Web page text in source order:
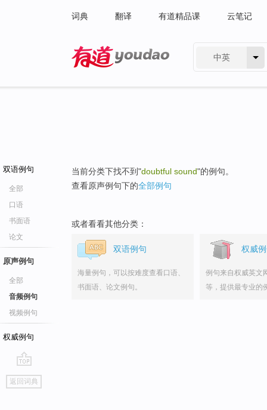
词典 翻译 有道精品课 云笔记
中英
双语例句
全部
口语
书面语
论文
原声例句
全部
音频例句
视频例句
权威例句
go
top
返回词典
当前分类下找不到"doubtful sound"的例句。
查看原声例句下的全部例句
或者看看其他分类：
双语例句
海量例句，可以按难度查看口语、
书面语、论文例句。
权威
例句来自权威英文
等，提供最专业的